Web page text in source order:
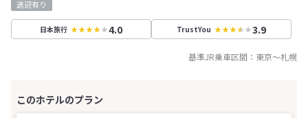
送迎有り
日本旅行 4.0 TrustYou 3.9
基準JR乗車区間： 東京～札幌